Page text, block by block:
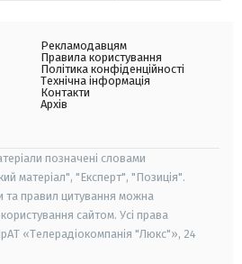
Рекламодавцям
Правила користування
Політика конфіденційності
Технічна інформація
Контакти
Архів
позначені словами
матеріал", "Експерт", "Позиція".
правил цитування можна
сайтом. Усі права
«Телерадіокомпанія "Люкс"», 24